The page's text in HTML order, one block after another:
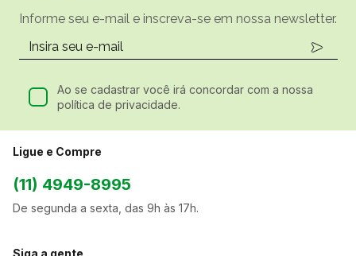
Informe seu e-mail e inscreva-se em nossa newsletter.
Ao se cadastrar você irá concordar com a nossa
política de privacidade.
Ligue e Compre
(11) 4949-8995
De segunda a sexta, das 9h às 17h.
Siga a gente